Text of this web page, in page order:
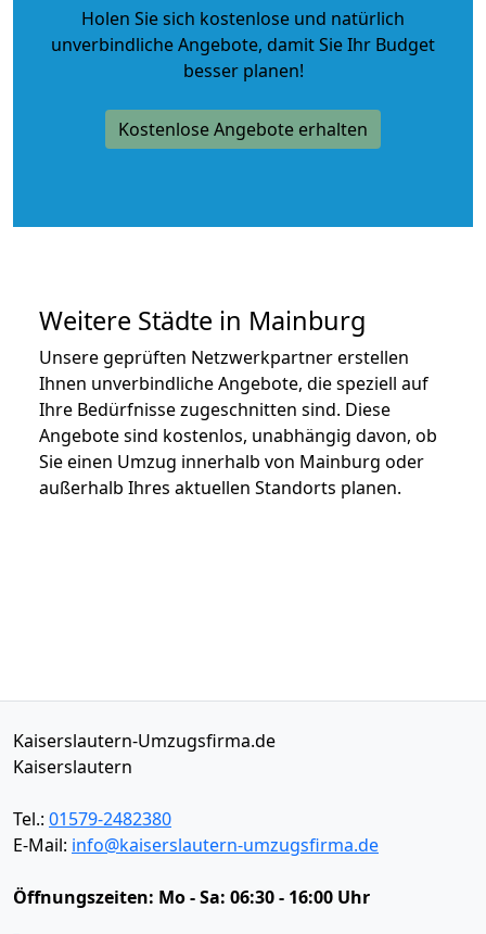
Holen Sie sich kostenlose und natürlich
unverbindliche Angebote, damit Sie Ihr Budget
besser planen!
Kostenlose Angebote erhalten
Weitere Städte in Mainburg
Unsere geprüften Netzwerkpartner erstellen
Ihnen unverbindliche Angebote, die speziell auf
Ihre Bedürfnisse zugeschnitten sind. Diese
Angebote sind kostenlos, unabhängig davon, ob
Sie einen Umzug innerhalb von Mainburg oder
außerhalb Ihres aktuellen Standorts planen.
Kaiserslautern-Umzugsfirma.de
Kaiserslautern
Tel.: 01579-2482380
E-Mail: info@kaiserslautern-umzugsfirma.de
Öffnungszeiten: Mo - Sa: 06:30 - 16:00 Uhr